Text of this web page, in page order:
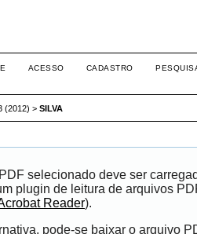
ACESSO CADASTRO
(2012) > SILVA
selecionado deve ser
plugin de leitura de arquivos
Reader).
pode-se baixar o arquivo